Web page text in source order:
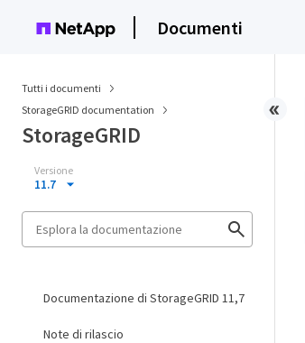
Documenti
Tutti i documenti
StorageGRID documentation
StorageGRID
Versione
11.7
Documentazione di StorageGRID 11,7
Note di rilascio